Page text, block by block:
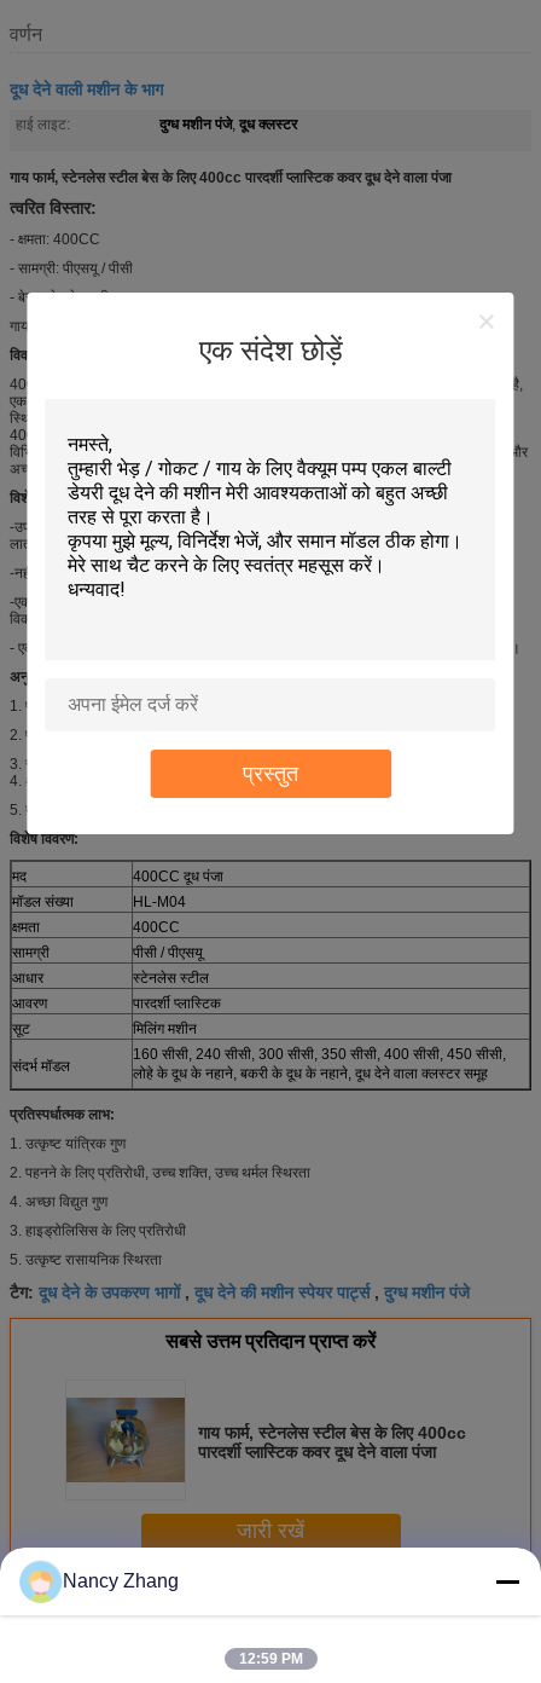
एक संदेश छोड़ें
प्रस्तुत
वर्णन
दूध देने वाली मशीन के भाग
हाई लाइट: दुग्ध मशीन पंजे, दूध क्लस्टर
गाय फार्म, स्टेनलेस स्टील बेस के लिए 400cc पारदर्शी प्लास्टिक कवर दूध देने वाला पंजा
त्वरित विस्तार:
- क्षमता: 400CC
- सामग्री: पीएसयू / पीसी
- बेस: स्टेनलेस स्टील
गाय गायब मशीन सिस्टम, गाय फार्म, अन्य डेयरी उद्योग के लिए इस्तेमाल किया जाता है।
विवरण:
400 सीसी
लिए महत्वपूर्ण हिस्सा है, जो गाय, बकरी या मवेशी आदि से संबंधित है,
एक रबर बम्पर टूटने का खतरा कम कर देता है यदि
स्थितियुक्त हुक बनाया जिससे
400cc
दूधका सबसे महत्वपूर्ण घटक है
विभिन्न मॉडलमिल्क क्लॉ
पेशकश कर सकते हैं। बकरी और भेड़, आदर्श डिजाइन और
अच्छे प्रदर्शन के लिए विशेष 400CC दूध पंजा।
विशेषताएं:
-उपयोग से आसान मैनुअल शट-ऑफ वाल्व भी स्वचालित रूप से कार्य करता है अगर क्लस्टर गलती से
लात मारी हो।
-नहीं एकल क्लस्टर आज की डेयरी खेती की जरूरतों को पूरा कर सकता है।
-एक पारदर्शी प्लास्टिक के नीचे दूध के प्रवाह का पालन करना आसान बनाता है और यह अधिक-दुग्ध-
विकार के जोखिम को कम करने में मदद करता है।
- एक पारदर्शी कवर दूध के प्रवाह का पालन करना आसान बनाता है और दूध को स्पष्ट रूप से देखता है।
अनुप्रयोगों:
1. प्रत्येक भाग उत्पादन को अलग कर सकता है
2. प्रत्येक भाग अलग से खरीदा जा सकता है
3. सेट दूध उपकरण प्रत्येक विधानसभा हिस्सा उत्पादन अलग कर सकते हैं।
4. अनुरोध पर उपलब्ध आकार
5. उत्पादन आवश्यकताओं के अनुसार आकार।
विशेष विवरण:
मद
400CC दूध पंजा
मॉडल संख्या
HL-M04
क्षमता
400CC
सामग्री
पीसी / पीएसयू
आधार
स्टेनलेस स्टील
आवरण
पारदर्शी प्लास्टिक
सूट
मिलिंग मशीन
संदर्भ मॉडल
160 सीसी, 240 सीसी, 300 सीसी, 350 सीसी, 400 सीसी, 450 सीसी,
लोहे के दूध के नहाने, बकरी के दूध के नहाने, दूध देने वाला क्लस्टर समूह
प्रतिस्पर्धात्मक लाभ:
1. उत्कृष्ट यांत्रिक गुण
2. पहनने के लिए प्रतिरोधी, उच्च शक्ति, उच्च थर्मल स्थिरता
4. अच्छा विद्युत गुण
3. हाइड्रोलिसिस के लिए प्रतिरोधी
5. उत्कृष्ट रासायनिक स्थिरता
टैग: दूध देने के उपकरण भागों, दूध देने की मशीन स्पेयर पार्ट्स, दुग्ध मशीन पंजे
सबसे उत्तम प्रतिदान प्राप्त करें
गाय फार्म, स्टेनलेस स्टील बेस के लिए 400cc
पारदर्शी प्लास्टिक कवर दूध देने वाला पंजा
जारी रखें
अधिक दूध देने वाली मशीन के भाग
Nancy Zhang
12:59 PM